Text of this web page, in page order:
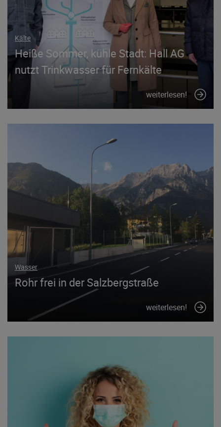
Kälte
Heiße Sommer, kühle Stadt: Hall AG
nutzt Trinkwasser für Fernkälte
weiterlesen!
Wasser
Rohr frei in der Salzbergstraße
weiterlesen!